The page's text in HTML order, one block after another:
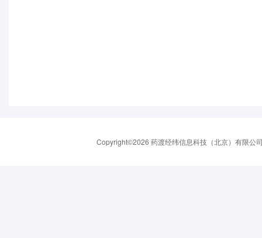
Copyright©2026 药渡经纬信息科技（北京）有限公